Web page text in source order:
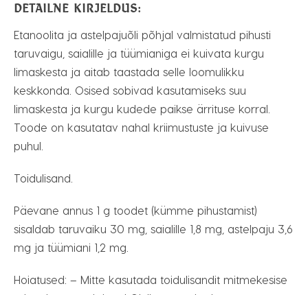
DETAILNE KIRJELDUS:
Etanoolita ja astelpajuõli põhjal valmistatud pihusti
taruvaigu, saialille ja tüümianiga ei kuivata kurgu
limaskesta ja aitab taastada selle loomulikku
keskkonda. Osised sobivad kasutamiseks suu
limaskesta ja kurgu kudede paikse ärrituse korral.
Toode on kasutatav nahal kriimustuste ja kuivuse
puhul.
Toidulisand.
Päevane annus 1 g toodet (kümme pihustamist)
sisaldab taruvaiku 30 mg, saialille 1,8 mg, astelpaju 3,6
mg ja tüümiani 1,2 mg.
Hoiatused: – Mitte kasutada toidulisandit mitmekesise